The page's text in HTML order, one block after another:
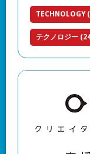
TECHNOLOGY
テクノロジー